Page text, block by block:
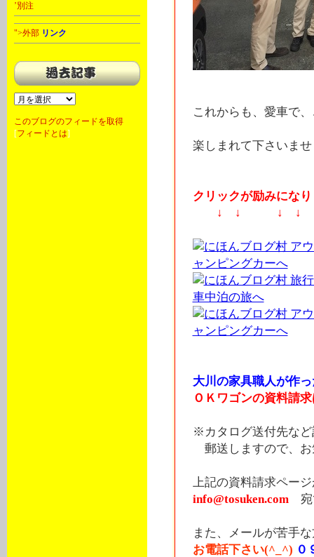
’別注
">外部 リンク
このブログのフィードを取得
[フィードとは]
これからも、愛車で
楽しまれて下さいま
クリックが励みにな
↓ ↓ ↓
大川の家具職人が作
ＯＫワゴンの資料請
※カタログ送付先な
郵送しますので、お
上記の資料請求ペー
info@tosuken.com宛
また、メールが苦手
お電話下さい(^_^) ０